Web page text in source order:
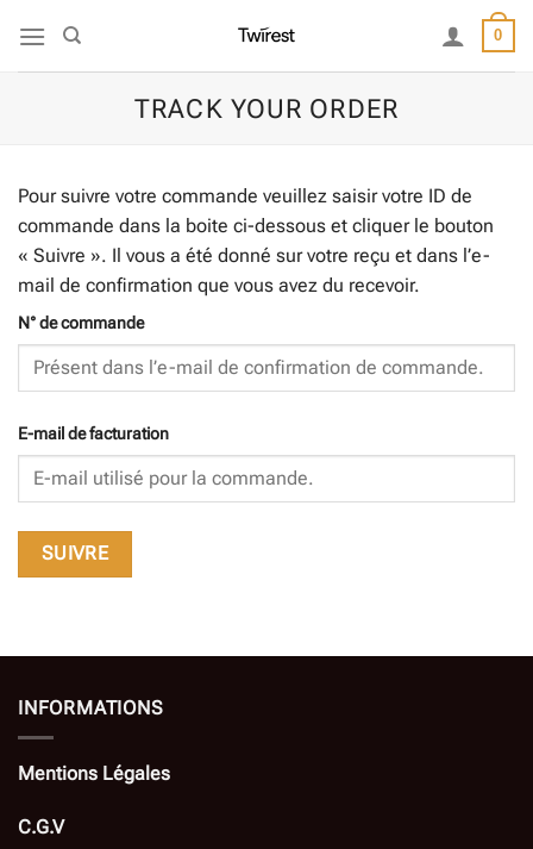
contenu
0
TRACK YOUR ORDER
Pour suivre votre commande veuillez saisir votre ID de
commande dans la boite ci-dessous et cliquer le bouton
« Suivre ». Il vous a été donné sur votre reçu et dans l’e-
mail de confirmation que vous avez du recevoir.
N° de commande
E-mail de facturation
SUIVRE
INFORMATIONS
Mentions Légales
C.G.V